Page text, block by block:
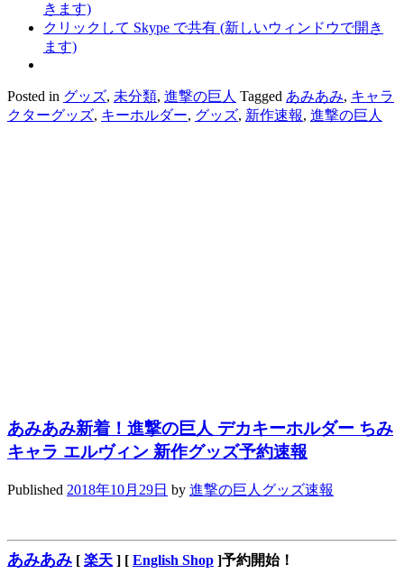
きます)
クリックして Skype で共有 (新しいウィンドウで開き
ます)
Posted in グッズ, 未分類, 進撃の巨人 Tagged あみあみ, キャラ
クターグッズ, キーホルダー, グッズ, 新作速報, 進撃の巨人
あみあみ新着！進撃の巨人 デカキーホルダー ちみ
キャラ エルヴィン 新作グッズ予約速報
Published 2018年10月29日 by 進撃の巨人グッズ速報
あみあみ [ 楽天 ] [ English Shop ]予約開始！